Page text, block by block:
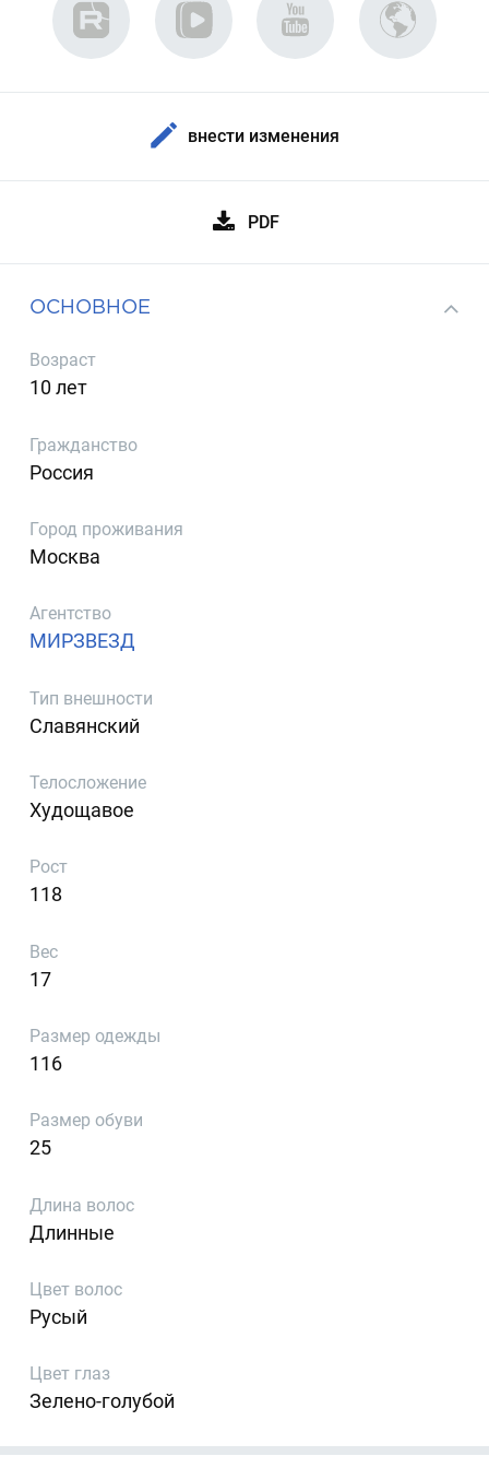
внести изменения
PDF
ОСНОВНОЕ
Возраст
10 лет
Гражданство
Россия
Город проживания
Москва
Агентство
МИРЗВЕЗД
Тип внешности
Славянский
Телосложение
Худощавое
Рост
118
Вес
17
Размер одежды
116
Размер обуви
25
Длина волос
Длинные
Цвет волос
Русый
Цвет глаз
Зелено-голубой